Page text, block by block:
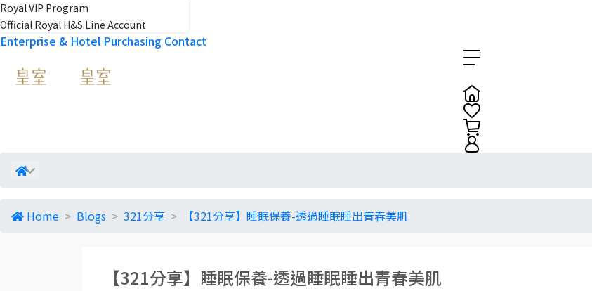
Royal VIP Program
Official Royal H&S Line Account
Enterprise & Hotel Purchasing Contact
Home Blogs 321分享 【321分享】睡眠保養-透過睡眠睡出青春美肌
【321分享】睡眠保養-透過睡眠睡出青春美肌